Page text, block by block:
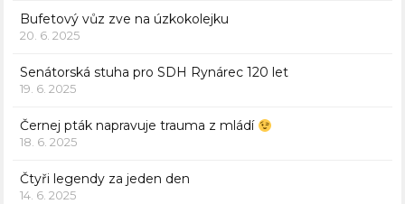
Bufetový vůz zve na úzkokolejku
20. 6. 2025
Senátorská stuha pro SDH Rynárec 120 let
19. 6. 2025
Černej pták napravuje trauma z mládí
18. 6. 2025
Čtyři legendy za jeden den
14. 6. 2025